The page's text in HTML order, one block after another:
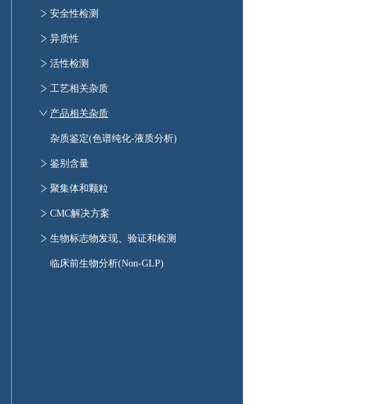
分子量分析
氨基酸分析
元素分析
红外光谱检测
紫外光谱分析
旋光性分析
圆二色谱分析
蛋白质核磁共振分析
X射线粉末衍射
游离巯基含量分析
内源荧光光谱
热稳定性分析DSC
氢氘交换质谱（HDX）
分析型超速离心（AUC）
安全性检测
安全性检测
异质性
异质性检测
活性检测
ADCC/ADCP检测
CDC检测
报告基因法
增殖/抑制细胞活性分析-CCK8/CGT
体外结合力分析
工艺相关杂质
HCP检测试剂专属性
消泡剂残留检测
宿主蛋白残留(HCP)检测
金属离子残留检测
HCD残留检测
产品相关杂质
杂质鉴定(色谱纯化-液质分析)
鉴别含量
色谱分析
毛细管分析
聚集体和颗粒
聚集体和颗粒
CMC解决方案
细胞治疗产品CMC分析
mRNA药物研发方案
生物标志物发现、验证和检测
生物标志物发现、验证和检测
临床前生物分析(Non-GLP)